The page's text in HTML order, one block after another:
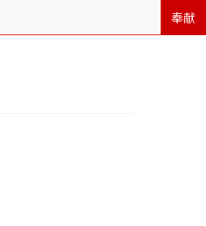
奉献